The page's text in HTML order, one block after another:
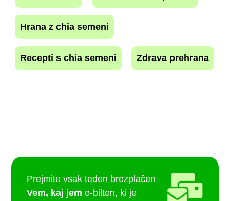
Hrana z chia semeni
Recepti s chia semeni Zdrava prehrana
Prejmite vsak teden brezplačen
Vem, kaj jem e-bilten, ki je